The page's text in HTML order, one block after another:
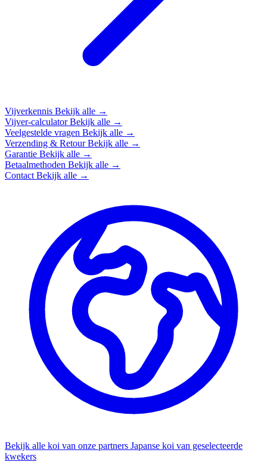
Vijverkennis Bekijk alle →
Vijver-calculatorBekijk alle →
Veelgestelde vragen Bekijk alle →
Verzending & RetourBekijk alle →
Garantie Bekijk alle →
Betaalmethoden Bekijk alle →
Contact Bekijk alle →
Bekijk alle koi van onze partners Japanse koi van geselecteerde
kwekers